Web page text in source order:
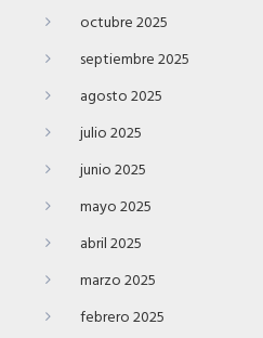
octubre 2025
septiembre 2025
agosto 2025
julio 2025
junio 2025
mayo 2025
abril 2025
marzo 2025
febrero 2025